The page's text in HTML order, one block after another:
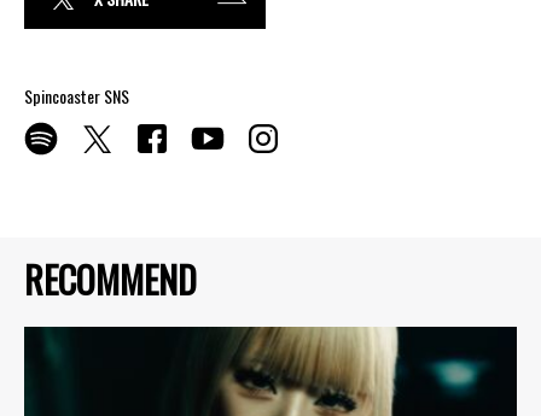
RECOMMEND
Spincoaster SNS